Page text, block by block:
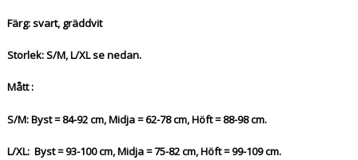
Färg: svart, gräddvit
Storlek: S/M, L/XL se nedan.
Mått :
S/M: Byst = 84-92 cm, Midja = 62-78 cm, Höft = 88-98 cm.
L/XL: Byst = 93-100 cm, Midja = 75-82 cm, Höft = 99-109 cm.